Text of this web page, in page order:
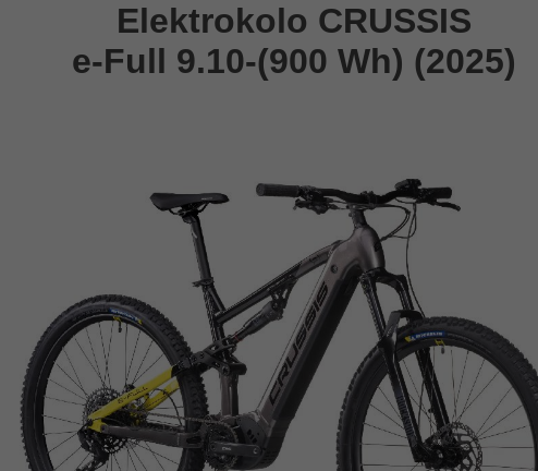
Elektrokolo CRUSSIS
e-Full 9.10-(900 Wh) (2025)